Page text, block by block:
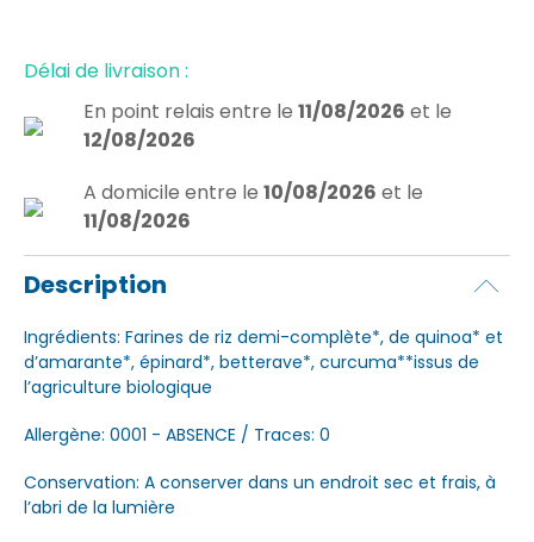
Délai de livraison :
En point relais entre le 11/08/2026 et le
12/08/2026
A domicile entre le 10/08/2026 et le
11/08/2026
Description
Ingrédients: Farines de riz demi-complète*, de quinoa* et
d’amarante*, épinard*, betterave*, curcuma**issus de
l’agriculture biologique
Allergène: 0001 - ABSENCE / Traces: 0
Conservation: A conserver dans un endroit sec et frais, à
l’abri de la lumière